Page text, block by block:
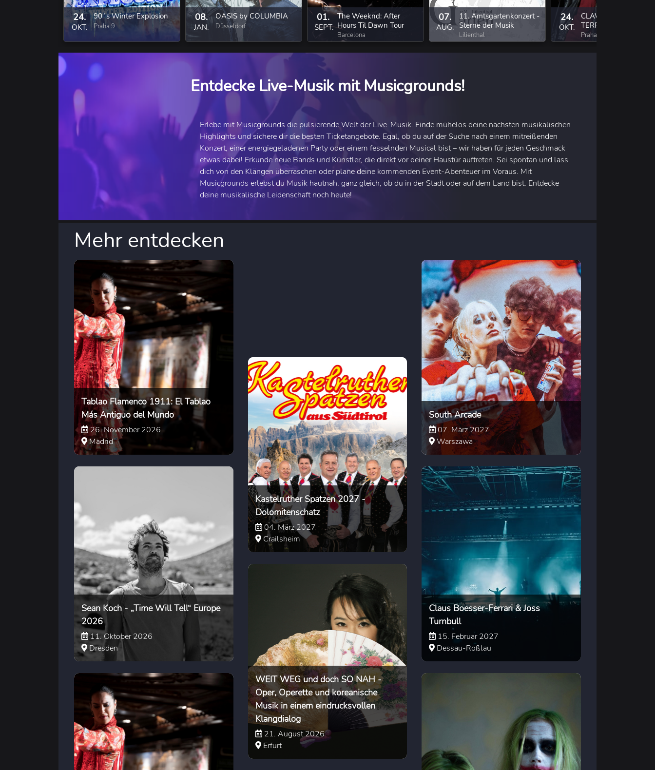
24.
OKT.
90´s Winter Explosion
Praha 9
08.
JAN.
OASIS by COLUMBIA
Düsseldorf
01.
SEPT.
The Weeknd: After
Hours Til Dawn Tour
Barcelona
07.
AUG.
11. Amtsgartenkonzert -
Sterne der Musik
Lilienthal
24.
OKT.
CLAWFINGER, ATARI
TERROR, SICKRET
Praha 7
Entdecke Live-Musik mit Musicgrounds!
Erlebe mit Musicgrounds die pulsierende Welt der Live-Musik. Finde mühelos deine nächsten musikalischen
Highlights und sichere dir die besten Ticketangebote. Egal, ob du auf der Suche nach einem mitreißenden
Konzert, einer energiegeladenen Party oder einem fesselnden Musical bist – wir haben für jeden Geschmack
etwas dabei! Erkunde neue Bands und Künstler, die direkt vor deiner Haustür auftreten. Sei spontan und lass
dich von den Klängen überraschen oder plane deine kommenden Event-Abenteuer im Voraus. Mit
Musicgrounds erlebst du Musik hautnah, ganz gleich, ob du in der Stadt oder auf dem Land bist. Entdecke
deine musikalische Leidenschaft noch heute!
Mehr entdecken
Tablao Flamenco 1911: El Tablao
Más Antiguo del Mundo
26. November 2026
Madrid
Kastelruther Spatzen 2027 -
Dolomitenschatz
04. März 2027
Crailsheim
South Arcade
07. März 2027
Warszawa
Sean Koch - „Time Will Tell“ Europe
2026
11. Oktober 2026
Dresden
WEIT WEG und doch SO NAH -
Oper, Operette und koreanische
Musik in einem eindrucksvollen
Klangdialog
21. August 2026
Erfurt
Claus Boesser-Ferrari & Joss
Turnbull
15. Februar 2027
Dessau-Roßlau